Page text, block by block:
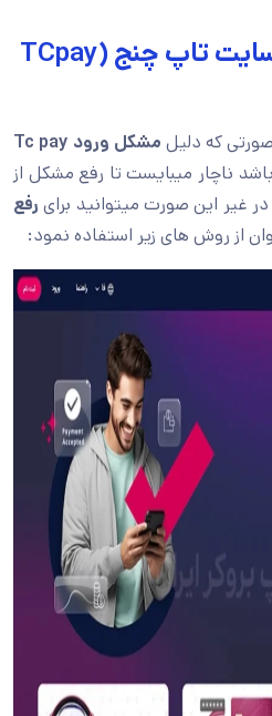
راهکار های ورود به سایت تاپ چنج (TCpay
که دلیل مشکل ورود Tc pay
ناچار میبایست تا رفع مشکل از
غیر این صورت میتوانید برای رفع
از روش های زیر استفاده نمود: